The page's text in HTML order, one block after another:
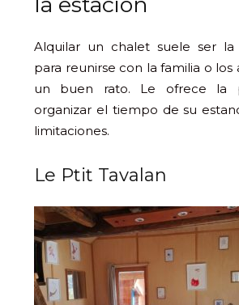
Alquilar un chalet suele ser la
para reunirse con la familia o los
un buen rato. Le ofrece la
organizar el tiempo de su
limitaciones.
Le Ptit Tavalan